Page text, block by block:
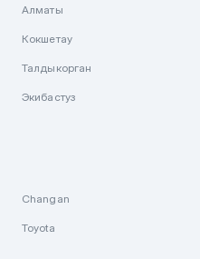
Алматы
Кокшетау
Талдыкорган
Экибастуз
Changan
Toyota